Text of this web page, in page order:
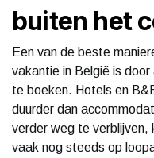
buiten het
Een van de beste
vakantie in België is
te boeken. Hotels en
duurder dan
verder weg te verblijven,
vaak nog steeds op